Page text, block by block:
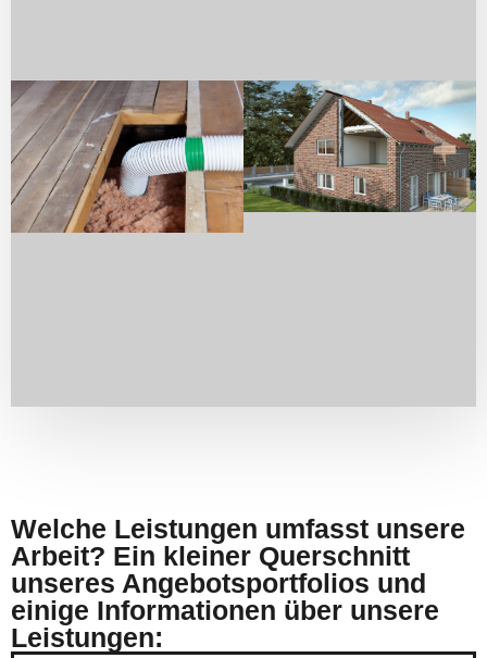
Welche Leistungen umfasst unsere
Arbeit? Ein kleiner Querschnitt
unseres Angebotsportfolios und
einige Informationen über unsere
Leistungen: